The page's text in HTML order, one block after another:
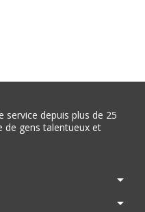
service depuis plus de 25
de gens talentueux et
arrow_drop_down
arrow_drop_down